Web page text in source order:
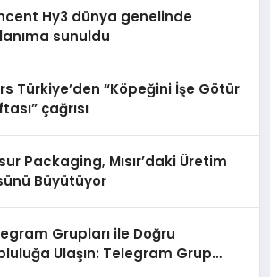
Hy3 dünya genelinde
sunuldu
Türkiye’den “Köpeğini İşe Götür
çağrısı
Packaging, Mısır’daki Üretim
Büyütüyor
Grupları ile Doğru
Ulaşın: Telegram Grup